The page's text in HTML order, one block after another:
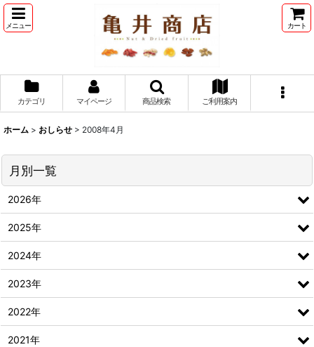
メニュー カート
カテゴリ マイページ 商品検索 ご利用案内
ホーム > おしらせ > 2008年4月
月別一覧
2026年
2025年
2024年
2023年
2022年
2021年